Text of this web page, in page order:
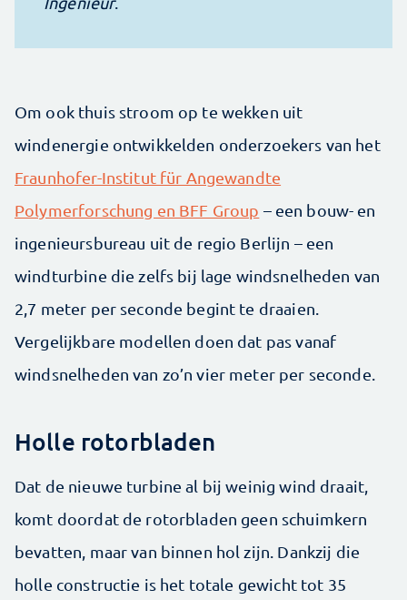
Om ook thuis stroom op te wekken uit
windenergie ontwikkelden onderzoekers van het
Fraunhofer-Institut für Angewandte
Polymerforschung en BFF Group – een bouw- en
ingenieursbureau uit de regio Berlijn – een
windturbine die zelfs bij lage windsnelheden van
2,7 meter per seconde begint te draaien.
Vergelijkbare modellen doen dat pas vanaf
windsnelheden van zo’n vier meter per seconde.
Holle rotorbladen
Dat de nieuwe turbine al bij weinig wind draait,
komt doordat de rotorbladen geen schuimkern
bevatten, maar van binnen hol zijn. Dankzij die
holle constructie is het totale gewicht tot 35